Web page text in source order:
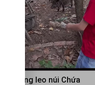
Cùng leo núi Chứa